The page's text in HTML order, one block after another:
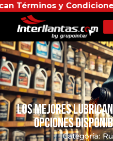
y Condiciones) -
Los Mejores
Opciones
Categoría: